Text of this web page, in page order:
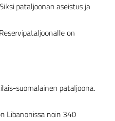
pataljoonan aseistus ja
on
suomalainen pataljoona.
Libanonissa noin 340